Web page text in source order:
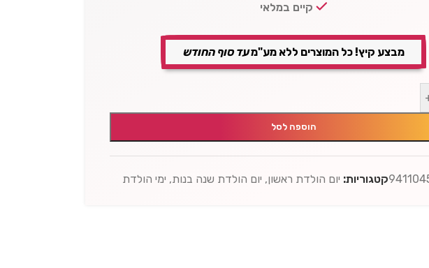
קיים במלאי
מבצע קיץ! כל המוצרים ללא מע"מעד סוף החודש
הוספה לסל
קטגוריות: יום הולדת ראשון, יום הולדת שנה בנות, ימי הולדת